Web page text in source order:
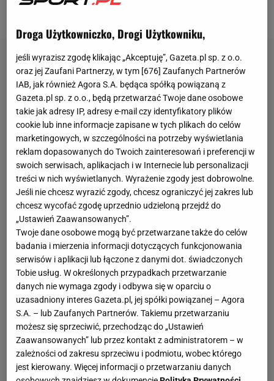
Droga Użytkowniczko, Drogi Użytkowniku,
jeśli wyrazisz zgodę klikając „Akceptuję”, Gazeta.pl sp. z o.o.
oraz jej Zaufani Partnerzy, w tym [676] Zaufanych Partnerów
IAB, jak również Agora S.A. będąca spółką powiązaną z
Gazeta.pl sp. z o.o., będą przetwarzać Twoje dane osobowe
takie jak adresy IP, adresy e-mail czy identyfikatory plików
cookie lub inne informacje zapisane w tych plikach do celów
marketingowych, w szczególności na potrzeby wyświetlania
reklam dopasowanych do Twoich zainteresowań i preferencji w
swoich serwisach, aplikacjach i w Internecie lub personalizacji
treści w nich wyświetlanych. Wyrażenie zgody jest dobrowolne.
Jeśli nie chcesz wyrazić zgody, chcesz ograniczyć jej zakres lub
chcesz wycofać zgodę uprzednio udzieloną przejdź do
„Ustawień Zaawansowanych”.
Twoje dane osobowe mogą być przetwarzane także do celów
badania i mierzenia informacji dotyczących funkcjonowania
serwisów i aplikacji lub łączone z danymi dot. świadczonych
Tobie usług. W określonych przypadkach przetwarzanie
danych nie wymaga zgody i odbywa się w oparciu o
uzasadniony interes Gazeta.pl, jej spółki powiązanej – Agora
S.A. – lub Zaufanych Partnerów. Takiemu przetwarzaniu
możesz się sprzeciwić, przechodząc do „Ustawień
Zaawansowanych” lub przez kontakt z administratorem – w
zależności od zakresu sprzeciwu i podmiotu, wobec którego
jest kierowany. Więcej informacji o przetwarzaniu danych